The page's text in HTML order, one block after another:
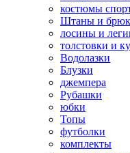
костюмы
Штаны и
лосины и
толстовки и
Водолазки
Блузки
джемпера
Рубашки
юбки
Топы
футболки
комплекты